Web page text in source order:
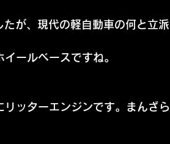
が、現代の軽自動車の何と立派
ールベースですね。
ッターエンジンです。まんざら